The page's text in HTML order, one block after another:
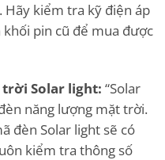
Hãy kiểm tra kỹ điện áp
pin cũ để mua được
Solar light: “Solar
năng lượng mặt trời.
đèn Solar light sẽ có
kiểm tra thông số